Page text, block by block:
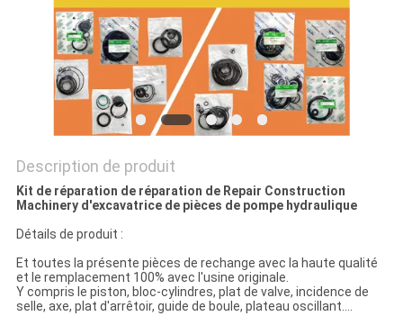
Description de produit
Kit de réparation de réparation de Repair Construction
Machinery d'excavatrice de pièces de pompe hydraulique
Détails de produit :
Et toutes la présente pièces de rechange avec la haute qualité
et le remplacement 100% avec l'usine originale.
Y compris le piston, bloc-cylindres, plat de valve, incidence de
selle, axe, plat d'arrêtoir, guide de boule, plateau oscillant….